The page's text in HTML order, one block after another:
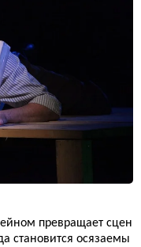
превращает сцен
становится осязаемы